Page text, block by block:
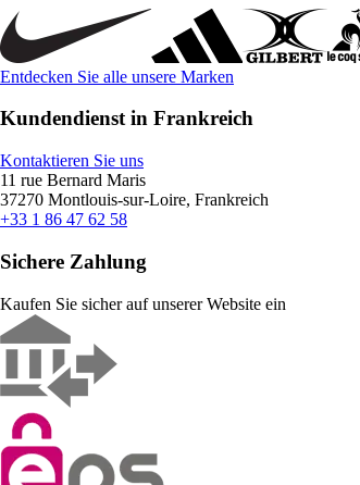
Entdecken Sie alle unsere Marken
Kundendienst in Frankreich
Kontaktieren Sie uns
11 rue Bernard Maris
37270 Montlouis-sur-Loire, Frankreich
+33 1 86 47 62 58
Sichere Zahlung
Kaufen Sie sicher auf unserer Website ein